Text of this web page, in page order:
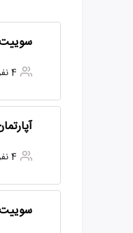
سوییت
4 نفره
4 نفره